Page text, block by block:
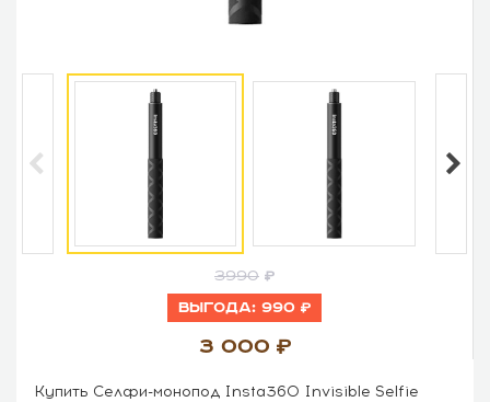
3990
Выгода: 990
3 000
Купить Селфи-монопод Insta360 Invisible Selfie